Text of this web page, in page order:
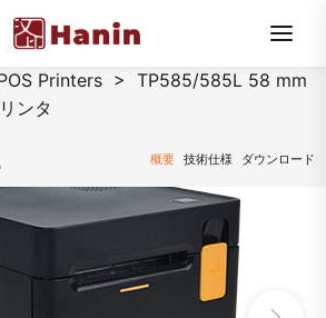
Printers > TP585/585L 58 mm
ンタ
概要 技術仕様 ダウンロード